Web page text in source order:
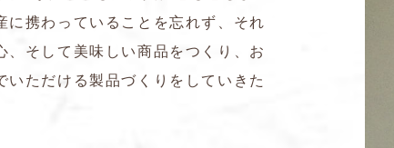
に携わっていることを忘れず、それ
、そして美味しい商品をつくり、お
いただける製品づくりをしていきた